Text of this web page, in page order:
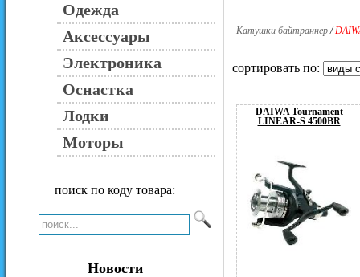
Одежда
Аксессуары
Электроника
Оснастка
Лодки
Моторы
поиск по коду товара:
Новости
Катушки байтраннер/
сортировать по:
DAIWA Tournament
LINEAR-S 4500BR